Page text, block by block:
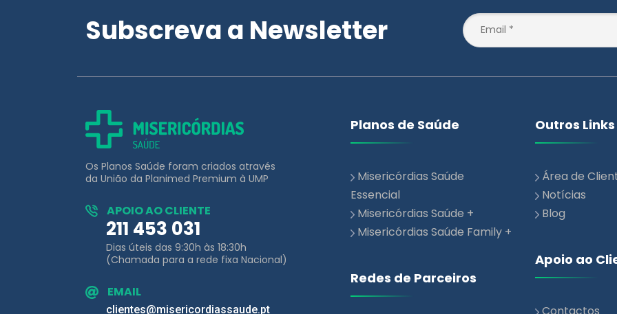
Os Planos Saúde foram criados através
da União da Planimed Premium à UMP
APOIO AO CLIENTE
211 453 031
Dias úteis das 9:30h às 18:30h
(Chamada para a rede fixa Nacional)
EMAIL
clientes@misericordiassaude.pt
Misericórdias Saúde
Misericórdias Saúde +
Misericórdias Saúde Family +
Redes de Parceiros
Rede de Prestadores de
Área de
Blog
Apoio ao
Contactos
Frequentes